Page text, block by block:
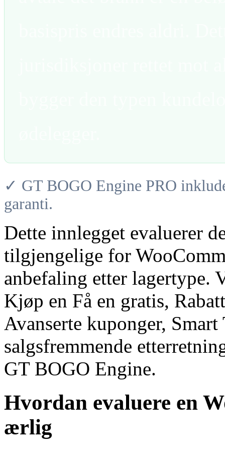
✓ GT BOGO Engine PRO
garanti.
Dette innlegget evaluerer
tilgjengelige for
anbefaling etter lagertype.
Kjøp en Få en gratis,
Avanserte kuponger,
salgsfremmende
GT BOGO Engine.
Hvordan evaluere en
ærlig